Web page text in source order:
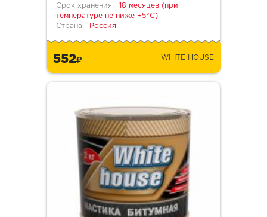
Срок хранения:
18 месяцев (при
температуре не ниже +5°С)
Страна:
Россия
552 WHITE HOUSE